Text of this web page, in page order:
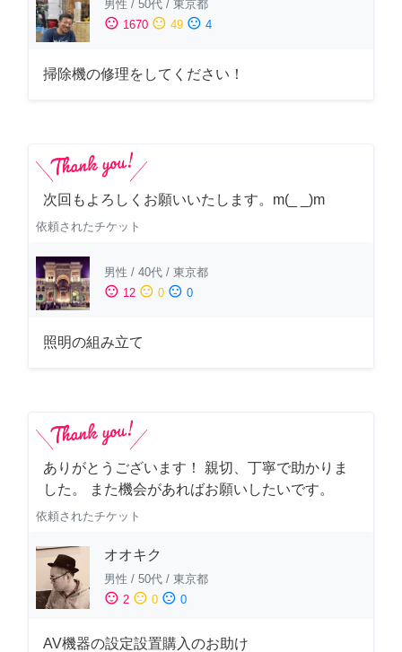
男性 / 50代 / 東京都
sentiment_satisfied 1670 sentiment_neutral 49 sentiment_dissatisfied 4
掃除機の修理をしてください！
次回もよろしくお願いいたします。m(_ _)m
依頼されたチケット
男性 / 40代 / 東京都
sentiment_satisfied 12 sentiment_neutral 0 sentiment_dissatisfied 0
照明の組み立て
ありがとうございます！ 親切、丁寧で助かりま
した。 また機会があればお願いしたいです。
依頼されたチケット
オオキク
男性 / 50代 / 東京都
sentiment_satisfied 2 sentiment_neutral 0 sentiment_dissatisfied 0
AV機器の設定設置購入のお助け